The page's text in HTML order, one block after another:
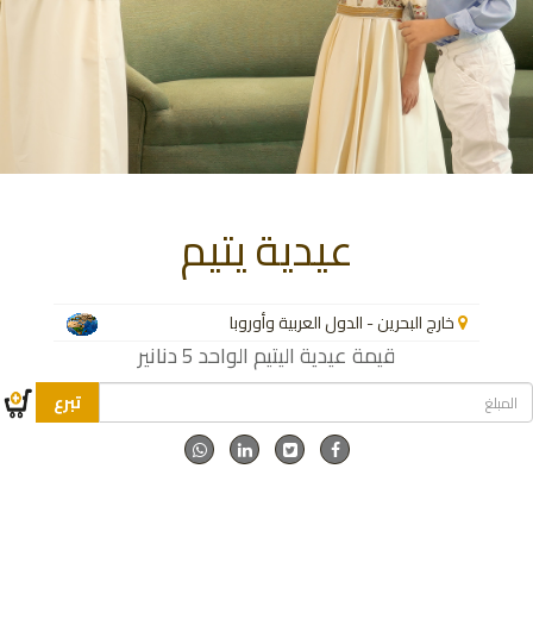
عيدية يتيم
خارج البحرين - الدول العربية وأوروبا
قيمة عيدية اليتيم الواحد 5 دنانير
تبرع